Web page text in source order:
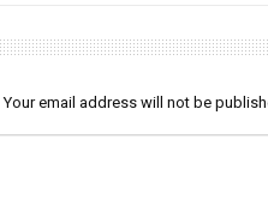
Your email address will not be